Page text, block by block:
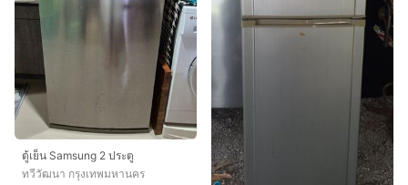
ตู้เย็น Samsung 2 ประตู
ทวีวัฒนา กรุงเทพมหานคร